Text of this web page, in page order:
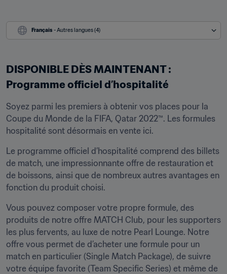
Français - Autres langues (4)
DISPONIBLE DÈS MAINTENANT :
Programme officiel d’hospitalité
Soyez parmi les premiers à obtenir vos places pour la
Coupe du Monde de la FIFA, Qatar 2022™. Les formules
hospitalité sont désormais en vente ici.
Le programme officiel d’hospitalité comprend des billets
de match, une impressionnante offre de restauration et
de boissons, ainsi que de nombreux autres avantages en
fonction du produit choisi.
Vous pouvez composer votre propre formule, des
produits de notre offre MATCH Club, pour les supporters
les plus fervents, au luxe de notre Pearl Lounge. Notre
offre vous permet de d’acheter une formule pour un
match en particulier (Single Match Package), de suivre
votre équipe favorite (Team Specific Series) et même de